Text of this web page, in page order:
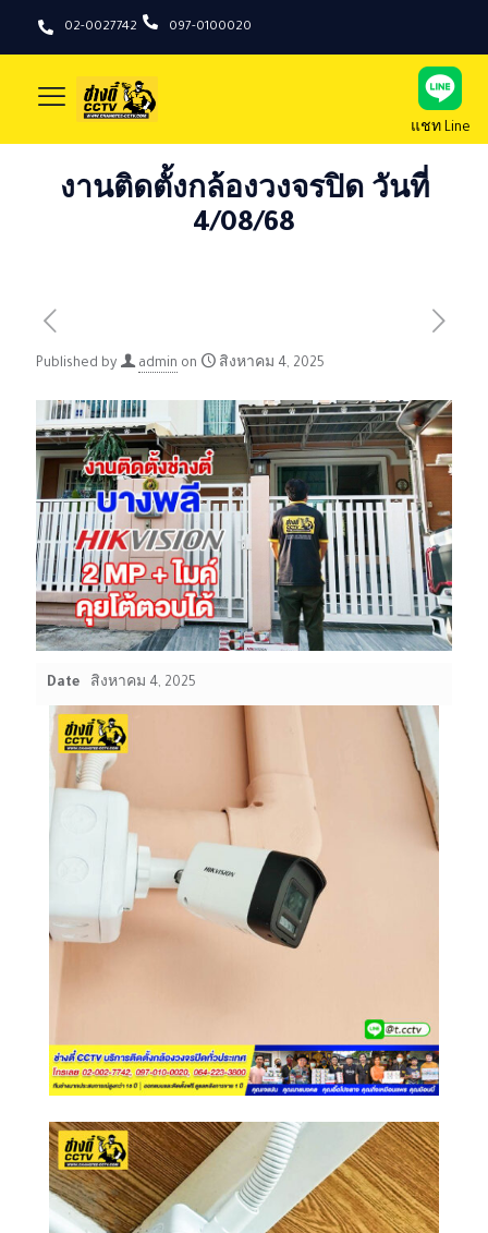
02-0027742 097-0100020
แชท Line
งานติดตั้งกล้องวงจรปิด วันที่
4/08/68
Published by admin on สิงหาคม 4, 2025
Date สิงหาคม 4, 2025